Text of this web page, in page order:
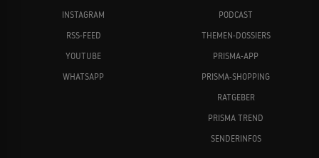
INSTAGRAM
RSS-FEED
YOUTUBE
WHATSAPP
PODCAST
THEMEN-DOSSIERS
PRISMA-APP
PRISMA-SHOPPING
RATGEBER
PRISMA TREND
SENDERINFOS